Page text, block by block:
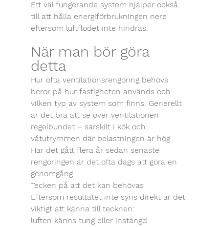
Ett väl fungerande system hjälper också
till att hålla energiförbrukningen nere
eftersom luftflödet inte hindras.
När man bör göra
detta
Hur ofta ventilationsrengöring behövs
beror på hur fastigheten används och
vilken typ av system som finns. Generellt
är det bra att se över ventilationen
regelbundet – särskilt i kök och
våtutrymmen där belastningen är hög.
Har det gått flera år sedan senaste
rengöringen är det ofta dags att göra en
genomgång.
Tecken på att det kan behövas
Eftersom resultatet inte syns direkt är det
viktigt att känna till tecknen:
luften känns tung eller instängd